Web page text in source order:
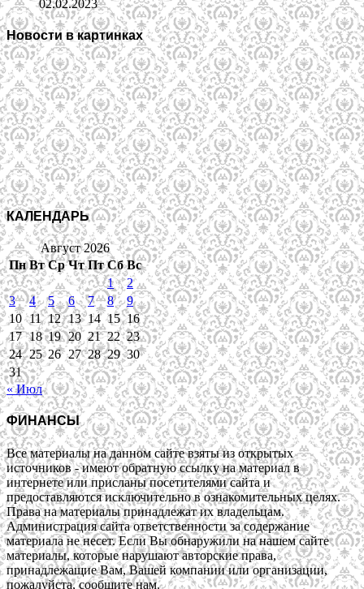
02.02.2023
Новости в картинках
КАЛЕНДАРЬ
Август 2026
Пн Вт Ср Чт Пт Сб Вс
1
2
3
4 5 6 7 8
9
10 11 12 13 14 15 16
17 18 19 20 21 22 23
24 25 26 27 28 29 30
31
« Июл
ФИНАНСЫ
Все материалы на данном сайте взяты из открытых
источников - имеют обратную ссылку на материал в
интернете или присланы посетителями сайта и
предоставляются исключительно в ознакомительных целях.
Права на материалы принадлежат их владельцам.
Администрация сайта ответственности за содержание
материала не несет. Если Вы обнаружили на нашем сайте
материалы, которые нарушают авторские права,
принадлежащие Вам, Вашей компании или организации,
пожалуйста, сообщите нам.